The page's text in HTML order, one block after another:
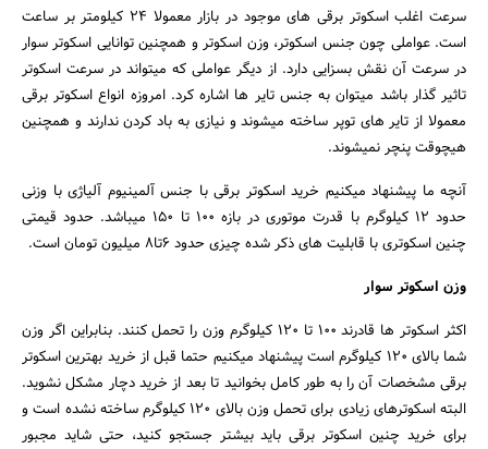
سرعت اغلب اسکوتر برقی های موجود در بازار معمولا ۲۴ کیلومتر بر ساعت
است. عواملی چون جنس اسکوتر، وزن اسکوتر و همچنین توانایی اسکوتر سوار
در سرعت آن نقش بسزایی دارد. از دیگر عواملی که میتواند در سرعت اسکوتر
تاثیر گذار باشد میتوان به جنس تایر ها اشاره کرد. امروزه انواع اسکوتر برقی
معمولا از تایر های توپر ساخته میشوند و نیازی به باد کردن ندارند و همچنین
هیچوقت پنچر نمیشوند.
آنچه ما پیشنهاد میکنیم خرید اسکوتر برقی با جنس آلمینیوم آلیاژی با وزنی
حدود ۱۲ کیلوگرم با قدرت موتوری در بازه ۱۰۰ تا ۱۵۰ میباشد. حدود قیمتی
چنین اسکوتری با قابلیت های ذکر شده چیزی حدود ۶تا۸ میلیون تومان است.
وزن اسکوتر سوار
اکثر اسکوتر ها قادرند ۱۰۰ تا ۱۲۰ کیلوگرم وزن را تحمل کنند. بنابراین اگر وزن
شما بالای ۱۲۰ کیلوگرم است پیشنهاد میکنیم حتما قبل از خرید بهترین اسکوتر
برقی مشخصات آن را به طور کامل بخوانید تا بعد از خرید دچار مشکل نشوید.
البته اسکوترهای زیادی برای تحمل وزن بالای ۱۲۰ کیلوگرم ساخته نشده است و
برای خرید چنین اسکوتر برقی باید بیشتر جستجو کنید، حتی شاید مجبور